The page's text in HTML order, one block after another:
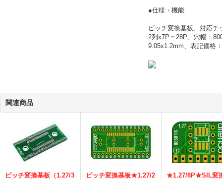
●仕様・機能
ピッチ変換基板、対応
2列x7P＝28P、穴幅：
9.05x1.2mm、表記価格
関連商品
ピッチ変換基板（1.27/3
ピッチ変換基板★1.27/2
★1.27/8P★SIL変